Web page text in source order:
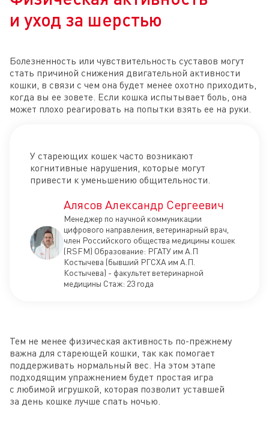
и уход за шерстью
Болезненность или чувствительность суставов могут
стать причиной снижения двигательной активности
кошки, в связи с чем она будет менее охотно приходить,
когда вы ее зовете. Если кошка испытывает боль, она
может плохо реагировать на попытки взять ее на руки.
У стареющих кошек часто возникают
когнитивные нарушения, которые могут
привести к уменьшению общительности.
Алясов Александр Сергеевич
Менеджер по научной коммуникации
цифрового направления, ветеринарный врач,
член Российского общества медицины кошек
(RSFM) Образование: РГАТУ им А.П
Костычева (бывший РГСХА им А.П.
Костычева) - факультет ветеринарной
медицины Стаж: 23 года
Тем не менее физическая активность по-прежнему
важна для стареющей кошки, так как помогает
поддерживать нормальный вес. На этом этапе
подходящим упражнением будет простая игра
с любимой игрушкой, которая позволит уставшей
за день кошке лучше спать ночью.